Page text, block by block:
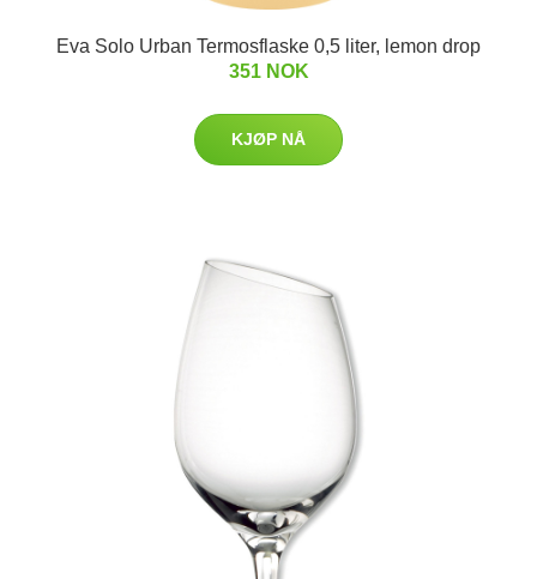
Eva Solo Urban Termosflaske 0,5 liter, lemon drop
351 NOK
KJØP NÅ